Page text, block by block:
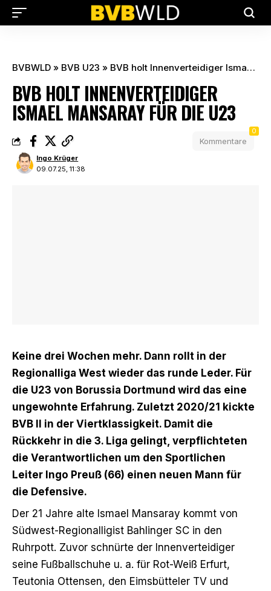
BVBWLD » BVB U23 » BVB holt Innenverteidiger Ismael Mansaray für die U23
BVB HOLT INNENVERTEIDIGER
ISMAEL MANSARAY FÜR DIE U23
09.07.25, 11:38
Ingo Krüger
Kommentare
0
Keine drei Wochen mehr. Dann rollt in der
Regionalliga West wieder das runde Leder. Für
die U23 von Borussia Dortmund wird das eine
ungewohnte Erfahrung. Zuletzt 2020/21 kickte
BVB II in der Viertklassigkeit. Damit die
Rückkehr in die 3. Liga gelingt, verpflichteten
die Verantwortlichen um den Sportlichen
Leiter Ingo Preuß (66) einen neuen Mann für
die Defensive.
Der 21 Jahre alte Ismael Mansaray kommt von
Südwest-Regionalligist Bahlinger SC in den
Ruhrpott. Zuvor schnürte der Innenverteidiger
seine Fußballschuhe u. a. für Rot-Weiß Erfurt,
Teutonia Ottensen, den Eimsbütteler TV und